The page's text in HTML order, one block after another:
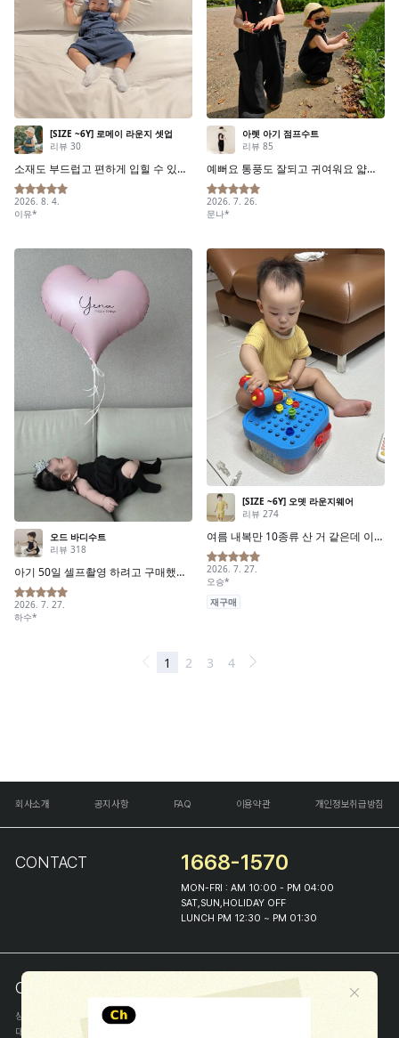
회사소개 공지사항 FAQ 이용약관 개인정보취급방침
CONTACT 1668-1570
MON-FRI : AM 10:00 - PM 04:00
SAT,SUN,HOLIDAY OFF
LUNCH PM 12:30 ~ PM 01:30
COMPANY INFO
상호
(주)해피프린스
대표